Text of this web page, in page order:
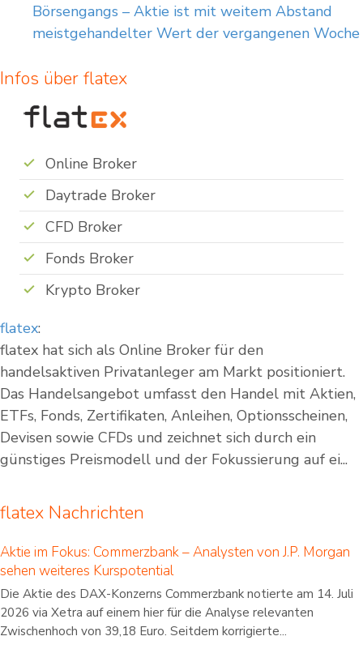
Börsengangs – Aktie ist mit weitem Abstand
meistgehandelter Wert der vergangenen Woche
Infos über flatex
Online Broker
Daytrade Broker
CFD Broker
Fonds Broker
Krypto Broker
flatex:
flatex hat sich als Online Broker für den
handelsaktiven Privatanleger am Markt positioniert.
Das Handelsangebot umfasst den Handel mit Aktien,
ETFs, Fonds, Zertifikaten, Anleihen, Optionsscheinen,
Devisen sowie CFDs und zeichnet sich durch ein
günstiges Preismodell und der Fokussierung auf ei...
flatex Nachrichten
Aktie im Fokus: Commerzbank – Analysten von J.P. Morgan
sehen weiteres Kurspotential
Die Aktie des DAX-Konzerns Commerzbank notierte am 14. Juli
2026 via Xetra auf einem hier für die Analyse relevanten
Zwischenhoch von 39,18 Euro. Seitdem korrigierte...